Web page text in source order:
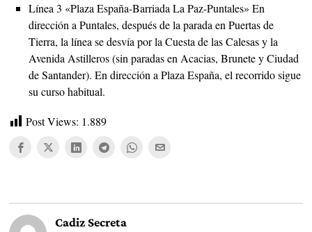
Línea 3 «Plaza España-Barriada La Paz-Puntales» En
dirección a Puntales, después de la parada en Puertas de
Tierra, la línea se desvía por la Cuesta de las Calesas y la
Avenida Astilleros (sin paradas en Acacias, Brunete y Ciudad
de Santander). En dirección a Plaza España, el recorrido sigue
su curso habitual.
Post Views: 1.889
Cadiz Secreta